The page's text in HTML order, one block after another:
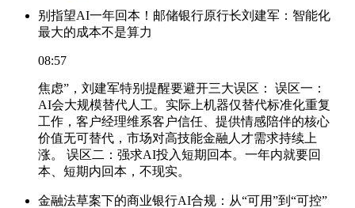
别指望AI一年回本！邮储银行原行长刘建军：智能化
最大的成本不是算力
08:57
焦虑”，刘建军特别提醒要避开三大误区： 误区一：
AI会大规模替代人工。实际上机器仅替代标准化重复
工作，客户经理维系客户信任、提供情感陪伴的核心
价值无可替代，市场对高技能金融人才需求持续上
涨。 误区二：强求AI投入短期回本。一年内就要回
本、短期内回本，不现实。
金融法草案下的商业银行AI合规：从“可用”到“可控”